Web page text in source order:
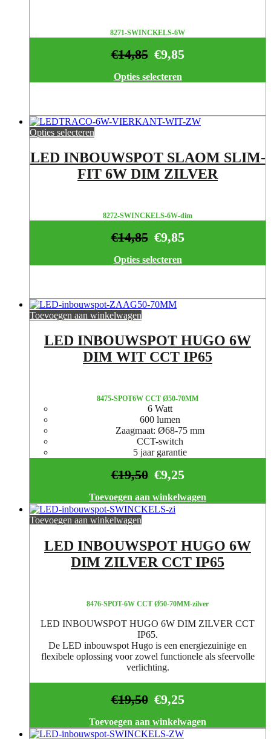
8271-SWINCKELS-6W
€9,85
€14,85
Opties selecteren
Opties selecteren
LED INBOUWSPOT SLAOM SLIM-
FIT 6W DIM ZILVER
8272-SWINCKELS-6W-dim
€9,85
€14,85
Opties selecteren
Toevoegen aan winkelwagen
LED INBOUWSPOT HUGO 6W
DIM WIT CCT IP65
8475-SPOT6W CCT Ø50-70MM
6 Watt
600 lumen
Zaagmaat: Ø68-75 mm
CCT-switch
5 jaar garantie
€9,25
€19,50
Toevoegen aan winkelwagen
Toevoegen aan winkelwagen
LED INBOUWSPOT HUGO 6W
DIM ZILVER CCT IP65
8476-SPOT-6W CCT Ø50-70MM-zilver
LED INBOUWSPOT HUGO 6W DIM ZILVER CCT
IP65.
De LED inbouwspot Hugo is een energiezuinige en
flexibele oplossing voor zowel functionele als sfeervolle
verlichting.
€9,25
€19,50
Toevoegen aan winkelwagen